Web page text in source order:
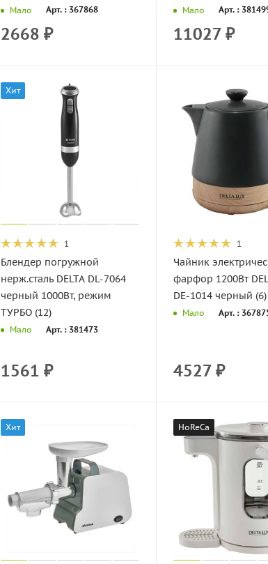
Мало Арт. : 367868
2668 ₽
Мало Арт. :
11027 ₽
Хит
1
Блендер погружной
нерж.сталь DELTA DL-7064
черный 1000Вт, режим
ТУРБО (12)
Мало Арт. : 381473
1561 ₽
1
Чайник
фарфор 1200Вт
DE-1014 черный (6)
Мало Арт. :
4527 ₽
Хит HoReCa